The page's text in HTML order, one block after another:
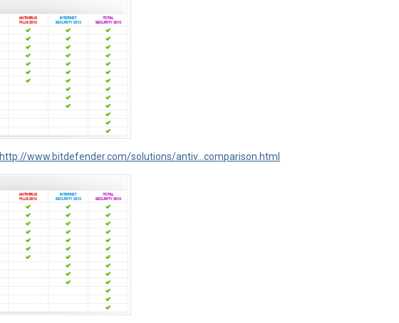
http://www.bitdefender.com/solutions/antiv...comparison.html